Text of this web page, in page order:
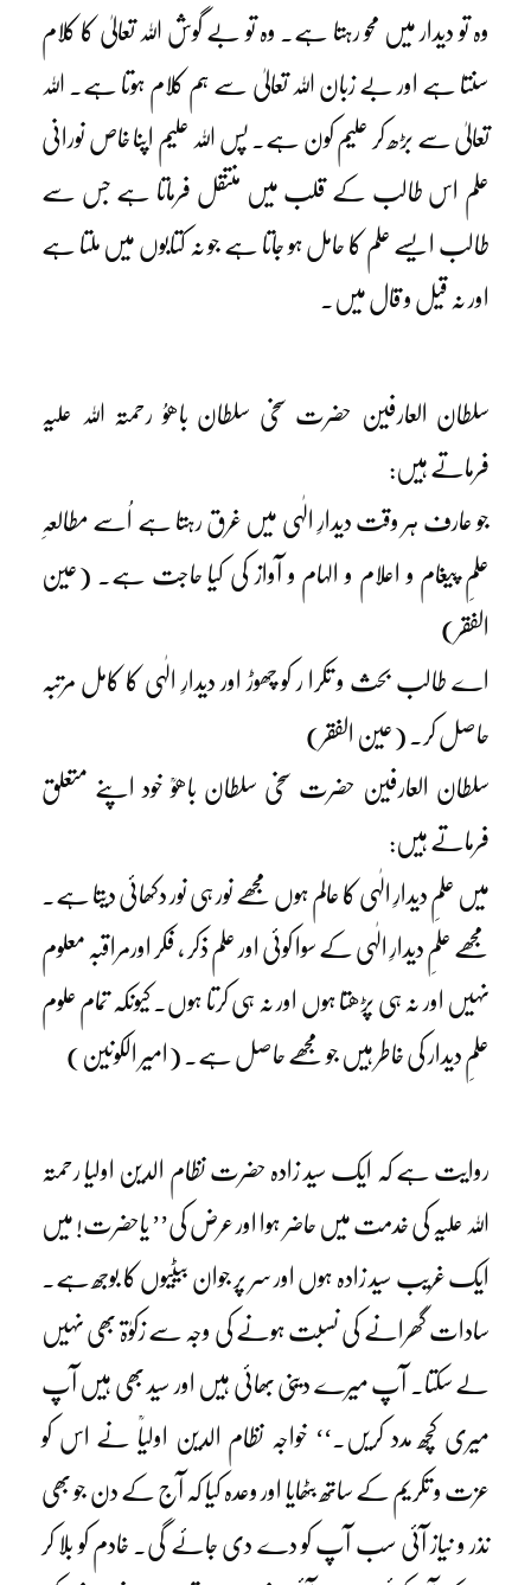
وہ تو دیدار میں محو رہتا ہے۔ وہ تو بے گوش اللہ تعالیٰ کا کلام
سنتا ہے اور بے زبان اللہ تعالیٰ سے ہم کلام ہوتا ہے۔ اللہ
تعالیٰ سے بڑھ کر علیم کون ہے۔ پس اللہ علیم اپنا خاص نورانی
علم اس طالب کے قلب میں منتقل فرماتا ہے جس سے
طالب ایسے علم کا حامل ہو جاتا ہے جو نہ کتابوں میں ملتا ہے
اور نہ قیل و قال میں۔
سلطان العارفین حضرت سخی سلطان باھوُ رحمتہ اللہ علیہ
فرماتے ہیں:
جو عارف ہر وقت دیدارِ الٰہی میں غرق رہتا ہے اُسے مطالعہِ
علمِ پیغام و اعلام و الہام و آواز کی کیا حاجت ہے۔ (عین
الفقر)
اے طالب بحث و تکرا ر کو چھوڑ اور دیدارِ الٰہی کا کامل مرتبہ
حاصل کر۔ (عین الفقر)
سلطان العارفین حضرت سخی سلطان باھوؒ خود اپنے متعلق
فرماتے ہیں:
میں علمِ دیدارِ الٰہی کا عالم ہوں مجھے نور ہی نور دکھائی دیتا ہے۔
مجھے علمِ دیدارِ الٰہی کے سوا کوئی اور علم ذکر ، فکر اورمراقبہ معلوم
نہیں اور نہ ہی پڑھتا ہوں اور نہ ہی کرتا ہوں۔ کیونکہ تمام علوم
علمِ دیدار کی خاطر ہیں جو مجھے حاصل ہے۔ (امیر الکونین)
روایت ہے کہ ایک سید زادہ حضرت نظام الدین اولیا رحمتہ
اللہ علیہ کی خدمت میں حاضر ہوا اور عرض کی’’ یاحضرت! میں
ایک غریب سید زادہ ہوں اور سر پر جوان بیٹیوں کا بوجھ ہے۔
سادات گھرانے کی نسبت ہونے کی وجہ سے زکوٰۃ بھی نہیں
لے سکتا۔ آپ میرے دینی بھائی ہیں اور سید بھی ہیں آپ
میری کچھ مدد کریں۔‘‘ خواجہ نظام الدین اولیاؒ نے اس کو
عزت و تکریم کے ساتھ بٹھایا اور وعدہ کیا کہ آج کے دن جو بھی
نذر و نیاز آئی سب آپ کو دے دی جائے گی۔ خادم کو بلا کر